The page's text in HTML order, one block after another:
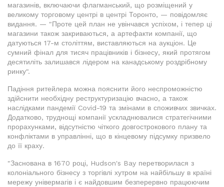
магазинів, включаючи флагманський, що розміщений у
великому торговому центрі в центрі Торонто, — повідомляє
видання. — "Проте цей план не увінчався успіхом, і тепер ці
магазини також закриваються, а артефакти компанії, що
датуються 17-м століттям, виставляються на аукціон. Це
сумний фінал для тисяч працівників і бізнесу, який протягом
десятиліть залишався лідером на канадському роздрібному
ринку".
Падіння ритейлера можна пояснити його неспроможністю
здійснити необхідну реструктуризацію вчасно, а також
наслідками пандемії Covid-19 та змінами в споживчих звичках.
Додатково, труднощі компанії ускладнювалися стратегічними
прорахунками, відсутністю чіткого довгострокового плану та
конфліктами в управлінні, що в кінцевому підсумку призвело
до її краху.
"Заснована в 1670 році, Hudson's Bay перетворилася з
колоніального бізнесу з торгівлі хутром на найбільшу в країні
мережу універмагів і є найдовшим безперервно працюючим